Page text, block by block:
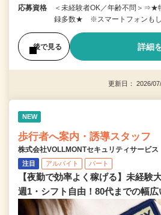
応募資格
＜未経験者OK／年齢不問＞⇒★
録多数★ ※スマートフォンもし
後で見る 詳細
更新日： 2026/
NEW
歩行者へ案内・誘導スタッフ
株式会社VOLLMONTセキュリティサービ
注目 アルバイト パート
【夜勤で効率よく稼げる】未経験
週1・シフト自由！80代までの幅広